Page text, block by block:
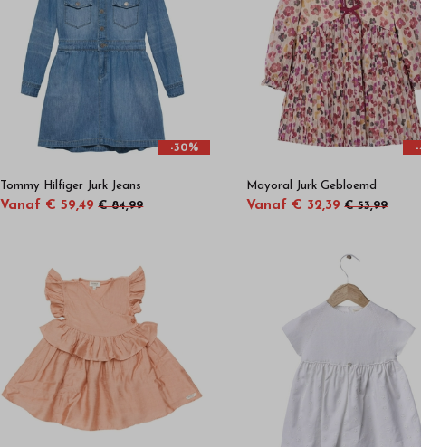
-30%
Tommy Hilfiger Jurk Jeans
Vanaf € 59,49 € 84,99
Mayoral Jurk Gebloemd
Vanaf € 32,39 € 53,99